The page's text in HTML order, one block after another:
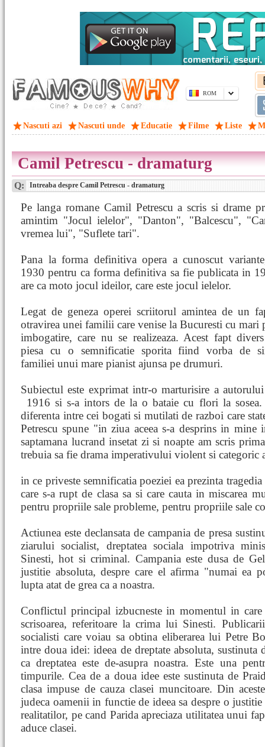
ROM
Nascuti azi Nascuti unde Educatie Filme Liste
Camil Petrescu - dramaturg
Q: Intreaba despre Camil Petrescu - dramaturg
Pe langa romane Camil Petrescu a scris si drame
amintim "Jocul ielelor", "Danton", "Balcescu",
vremea lui", "Suflete tari".
Pana la forma definitiva opera a cunoscut
1930 pentru ca forma definitiva sa fie publicata in
are ca moto jocul ideilor, care este jocul ielelor.
Legat de geneza operei scriitorul amintea de un
otravirea unei familii care venise la Bucuresti cu mari
imbogatire, care nu se realizeaza. Acest fapt
piesa cu o semnificatie sporita fiind vorba de
familiei unui mare pianist ajunsa pe drumuri.
Subiectul este exprimat intr-o marturisire a
1916 si s-a intors de la o bataie cu flori la
diferenta intre cei bogati si mutilati de razboi care
Petrescu spune "in ziua aceea s-a desprins in
saptamana lucrand insetat zi si noapte am scris
trebuia sa fie drama imperativului violent si categoric
in ce priveste semnificatia poeziei ea prezinta
care s-a rupt de clasa sa si care cauta in miscarea
pentru propriile sale probleme, pentru propriile sale
Actiunea este declansata de campania de presa
ziarului socialist, dreptatea sociala impotriva
Sinesti, hot si criminal. Campania este dusa de
justitie absoluta, despre care el afirma "numai ea
lupta atat de grea ca a noastra.
Conflictul principal izbucneste in momentul in
scrisoarea, referitoare la crima lui Sinesti.
socialisti care voiau sa obtina eliberarea lui Petre
intre doua idei: ideea de dreptate absoluta, sustinuta
ca dreptatea este de-asupra noastra. Este una
timpurile. Cea de a doua idee este sustinuta de
clasa impuse de cauza clasei muncitoare. Din
judeca oamenii in functie de ideea sa despre o
realitatilor, pe cand Parida apreciaza utilitatea unui
aduce clasei.